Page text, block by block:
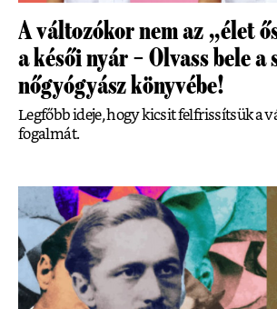
A változókor nem az „élet
a késői nyár – Olvass bele a
nőgyógyász könyvébe!
Legfőbb ideje, hogy kicsit felfrissítsük a
fogalmát.